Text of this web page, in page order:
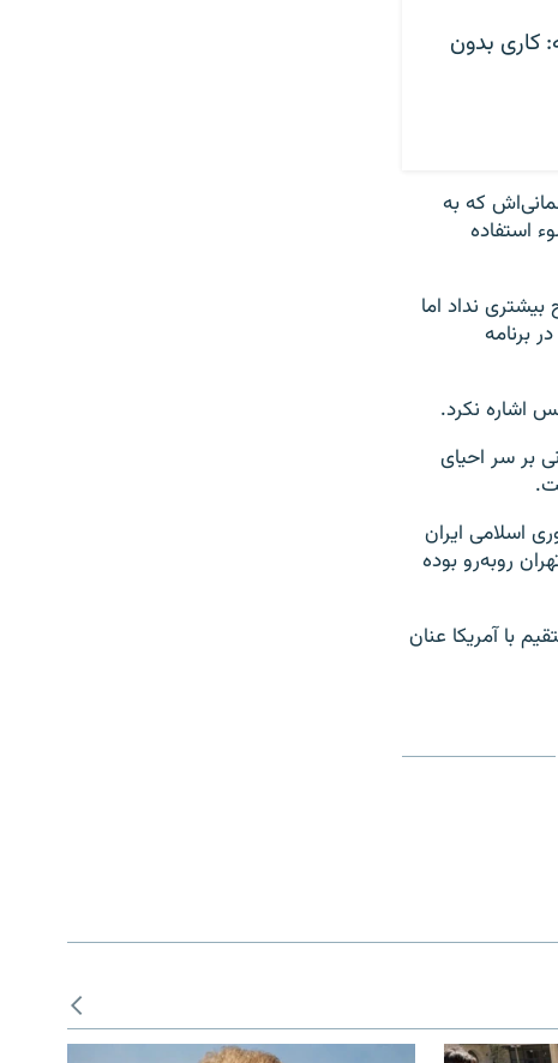
کاری بدون
با همتای عمانی‌اش که به
استفاده
نداد اما
برنامه
اشاره نکرد.
بر سر احیای
اسلامی ایران
روبه‌رو بوده
با آمریکا عنان